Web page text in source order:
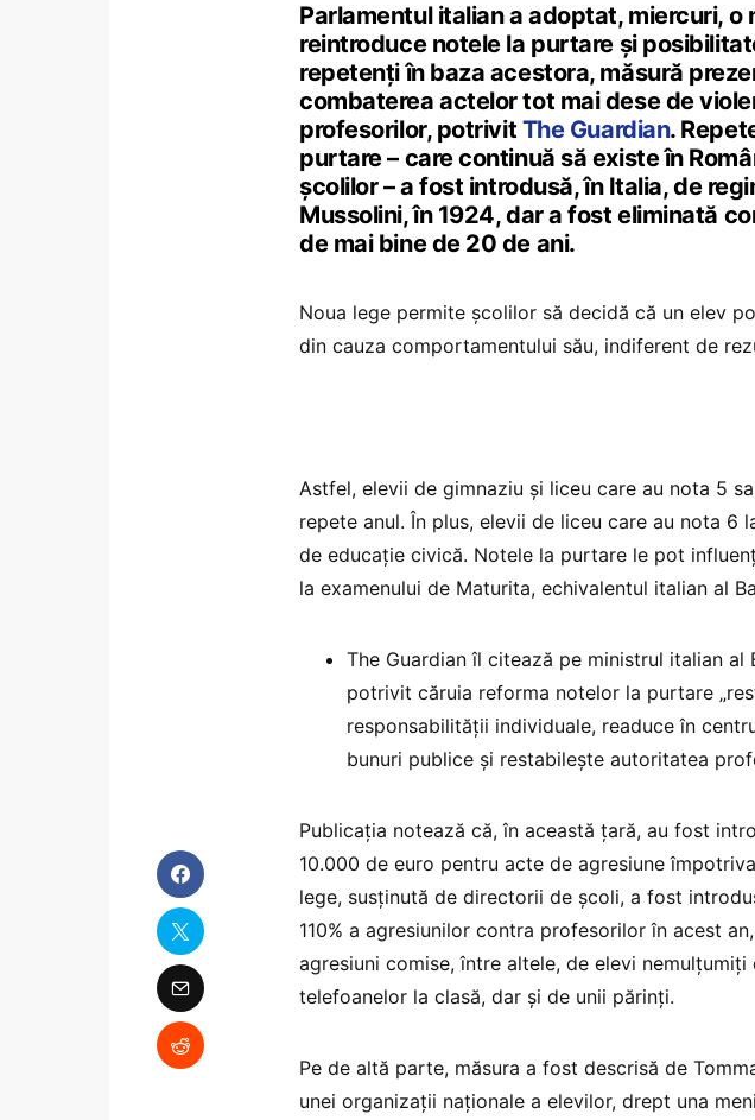
Parlamentul italian a adoptat, miercuri, o
reintroduce notele la purtare și
repetenți în baza acestora, măsură
combaterea actelor tot mai dese de
profesorilor, potrivit The Guardian.
purtare – care continuă să existe în
școlilor – a fost introdusă, în Italia, de
Mussolini, în 1924, dar a fost eliminată
de mai bine de 20 de ani.
Noua lege permite școlilor să decidă că un elev
din cauza comportamentului său, indiferent de
Astfel, elevii de gimnaziu și liceu care au nota 5
repete anul. În plus, elevii de liceu care au nota 6
de educație civică. Notele la purtare le pot
la examenului de Maturita, echivalentul italian al
The Guardian îl citează pe ministrul italian al
potrivit căruia reforma notelor la purtare
responsabilității individuale, readuce în
bunuri publice și restabilește autoritatea
Publicația notează că, în această țară, au fost
10.000 de euro pentru acte de agresiune
lege, susținută de directorii de școli, a fost
110% a agresiunilor contra profesorilor în acest
agresiuni comise, între altele, de elevi
telefoanelor la clasă, dar și de unii părinți.
Pe de altă parte, măsura a fost descrisă de
unei organizații naționale a elevilor, drept una